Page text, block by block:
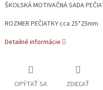
ŠKOLSKÁ MOTIVAČNÁ SADA
ROZMER PEČIATKY cca 25*25mm
Detailné informácie
OPÝTAŤ SA ZDIEĽAŤ